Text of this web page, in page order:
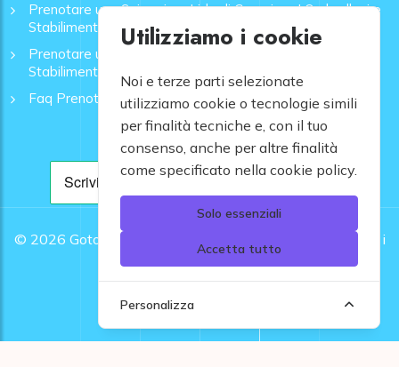
Prenotare una Spiaggia a Lido di Camaiore | Ombrelloni e
Stabilimenti - GoToMare
Prenotare una Spiaggia a Rapallo | Ombrelloni e
Stabilimenti - GoToMare
Faq Prenotazione Spiagge
© 2026 Gotomare srl - Partita IVA 12948810960 .
Tutti i
diritti riservati.
Utilizziamo i cookie
Noi e terze parti selezionate
utilizziamo cookie o tecnologie simili
per finalità tecniche e, con il tuo
consenso, anche per altre finalità
come specificato nella cookie policy.
Solo essenziali
Accetta tutto
Personalizza